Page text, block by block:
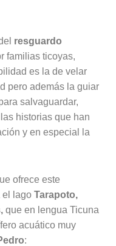
resguardo
familias ticoyas,
es la de velar
pero además la guiar
salvaguardar,
historias que han
y en especial la
ofrece este
el lago Tarapoto,
que en lengua Ticuna
acuático muy
: